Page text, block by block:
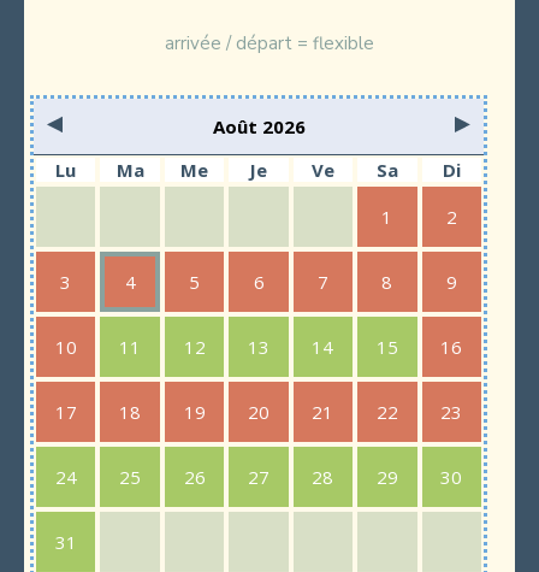
arrivée / départ = flexible
Août 2026
Lu
Ma Me Je Ve Sa
Di
1
2
3 4 5 6 7 8 9
10 11 12 13 14 15 16
17 18 19 20 21 22 23
24 25 26 27 28 29 30
31